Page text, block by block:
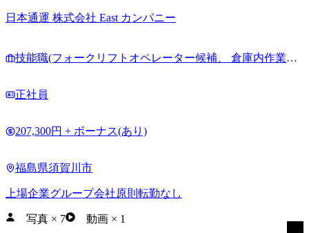
日本通運 株式会社 East カンパニー
技能職(フォークリフトオペレーター候補、 倉庫内作業員
正社員
207,300円 + ボーナス(あり)
福島県須賀川市
上場企業グループ会社原則転勤なし
写真 × 7 動画 × 1